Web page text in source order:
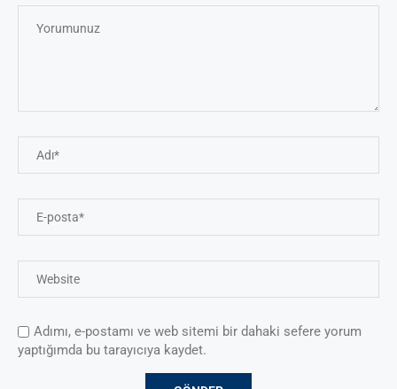
Adımı, e-postamı ve web sitemi bir dahaki sefere yorum
yaptığımda bu tarayıcıya kaydet.